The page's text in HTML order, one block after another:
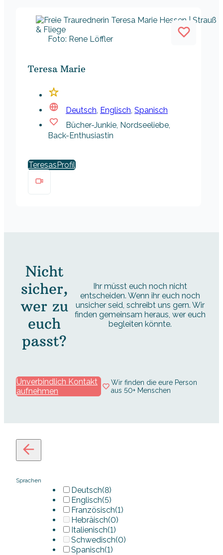
Foto: Rene Löffler
Teresa Marie
Deutsch, Englisch, Spanisch
Bücher-Junkie, Nordseeliebe,
Back-Enthusiastin
Teresas
Nicht
sicher,
wer zu
euch
passt?
Ihr müsst euch noch nicht
entscheiden. Wenn ihr euch noch
unsicher seid, schreibt uns gern. Wir
finden gemeinsam heraus, wer euch
begleiten könnte.
Unverbindlich Kontakt
aufnehmen
Wir finden die eure Person
aus 50+ Menschen
Sprachen
Deutsch(8)
Englisch(5)
Französisch(1)
Hebräisch(0)
Italienisch(1)
Schwedisch(0)
Spanisch(1)